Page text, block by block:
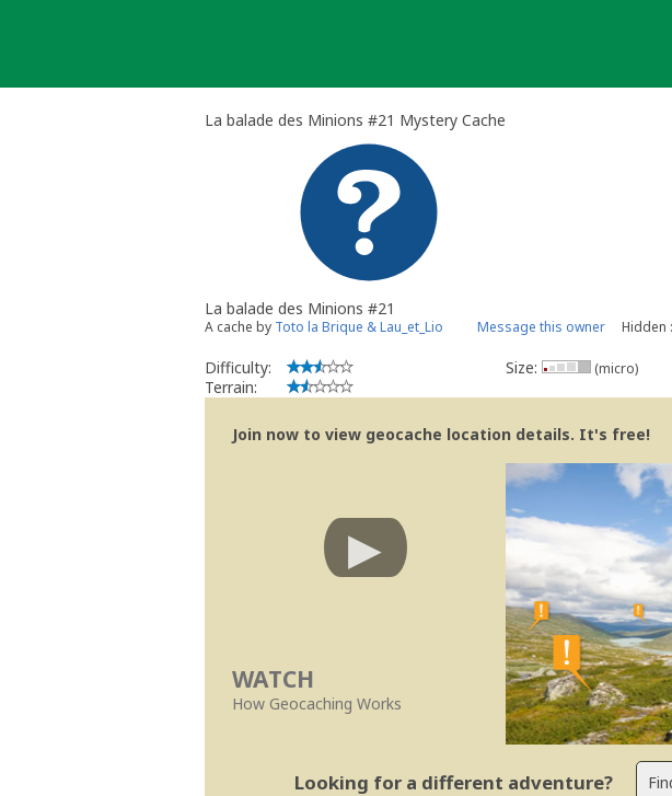
La balade des Minions #21 Mystery Cache
La balade des Minions #21
A cache by Toto la Brique & Lau_et_Lio Message this owner Hidden
Difficulty:
Terrain:
Size: (micro)
Join now to view geocache location details. It's free!
WATCH
How Geocaching Works
Looking for a different adventure?